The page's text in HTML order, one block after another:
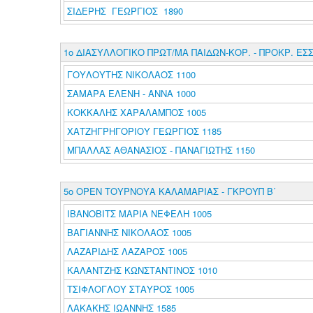
ΣΙΔΕΡΗΣ ΓΕΩΡΓΙΟΣ 1890
1ο ΔΙΑΣΥΛΛΟΓΙΚΟ ΠΡΩΤ/ΜΑ ΠΑΙΔΩΝ-ΚΟΡ. - ΠΡΟΚΡ.
ΓΟΥΛΟΥΤΗΣ ΝΙΚΟΛΑΟΣ 1100
ΣΑΜΑΡΑ ΕΛΕΝΗ - ΑΝΝΑ 1000
ΚΟΚΚΑΛΗΣ ΧΑΡΑΛΑΜΠΟΣ 1005
ΧΑΤΖΗΓΡΗΓΟΡΙΟΥ ΓΕΩΡΓΙΟΣ 1185
ΜΠΑΛΛΑΣ ΑΘΑΝΑΣΙΟΣ - ΠΑΝΑΓΙΩΤΗΣ 1150
5ο ΟΡΕΝ ΤΟΥΡΝΟΥΑ ΚΑΛΑΜΑΡΙΑΣ - ΓΚΡΟΥΠ Β΄
ΙΒΑΝΟΒΙΤΣ ΜΑΡΙΑ ΝΕΦΕΛΗ 1005
ΒΑΓΙΑΝΝΗΣ ΝΙΚΟΛΑΟΣ 1005
ΛΑΖΑΡΙΔΗΣ ΛΑΖΑΡΟΣ 1005
ΚΑΛΑΝΤΖΗΣ ΚΩΝΣΤΑΝΤΙΝΟΣ 1010
ΤΣΙΦΛΟΓΛΟΥ ΣΤΑΥΡΟΣ 1005
ΛΑΚΑΚΗΣ ΙΩΑΝΝΗΣ 1585